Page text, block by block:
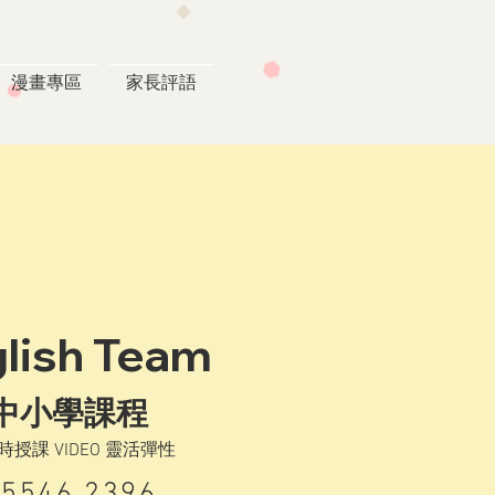
漫畫專區 家長評語
Team
小學課程
授課 VIDEO 靈活彈性